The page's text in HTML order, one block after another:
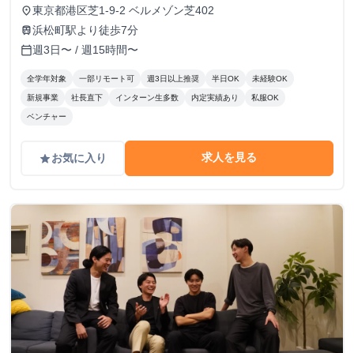
です。 【成果報酬制の場合】 下記いずれかを希望に応じて
選択可能です。 ・1コール単価70円~100円（想定時給
1200~1600円） ・1アポ取得単価8,000円~10000円 アポ獲
得単価の成果報酬制の場合、時給換算で2,000~5,000円のメ
ンバーも多く在籍しています。 昇格等もございますので、
place東京都港区芝1-9-2 ベルメゾン芝402
train浜松町駅より徒歩7分
calendar_today週3日〜 / 週15時間〜
全学年対象 一部リモート可 週3日以上推奨 半日OK 未経験OK
新規事業 社長直下 インターン生多数 内定実績あり 私服OK
ベンチャー
gradeお気に入り 求人を見る